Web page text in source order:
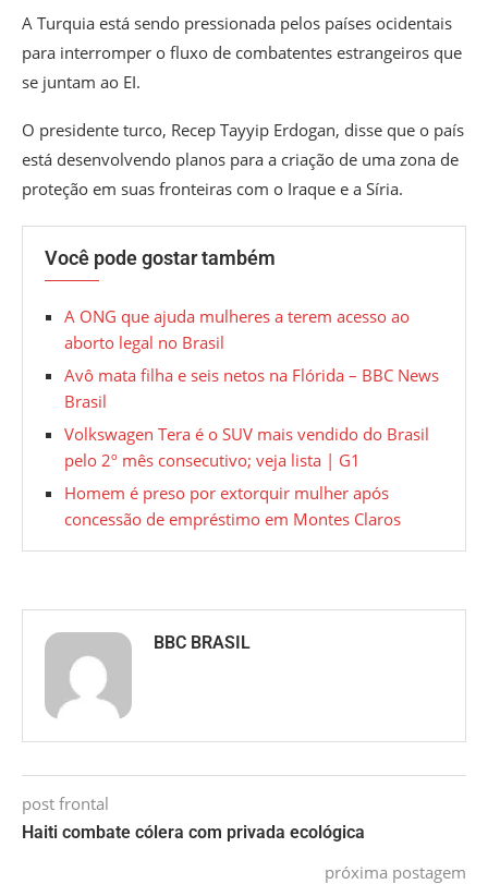
A Turquia está sendo pressionada pelos países ocidentais
para interromper o fluxo de combatentes estrangeiros que
se juntam ao EI.
O presidente turco, Recep Tayyip Erdogan, disse que o país
está desenvolvendo planos para a criação de uma zona de
proteção em suas fronteiras com o Iraque e a Síria.
Você pode gostar também
A ONG que ajuda mulheres a terem acesso ao
aborto legal no Brasil
Avô mata filha e seis netos na Flórida – BBC News
Brasil
Volkswagen Tera é o SUV mais vendido do Brasil
pelo 2º mês consecutivo; veja lista | G1
Homem é preso por extorquir mulher após
concessão de empréstimo em Montes Claros
BBC BRASIL
post frontal
Haiti combate cólera com privada ecológica
próxima postagem